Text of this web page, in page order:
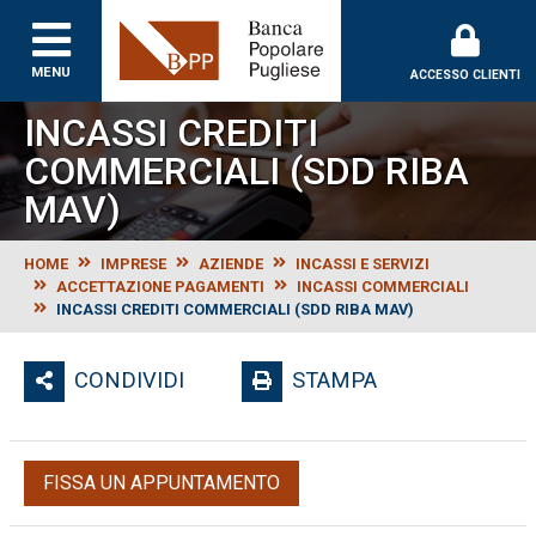
MENU
Banca Popolare
ACCESSO CLIENTI
INCASSI CREDITI
COMMERCIALI (SDD RIBA
MAV)
HOME IMPRESE AZIENDE
INCASSI E SERVIZI
ACCETTAZIONE PAGAMENTI
INCASSI COMMERCIALI
INCASSI CREDITI COMMERCIALI (SDD RIBA MAV)
CONDIVIDI STAMPA
FISSA UN APPUNTAMENTO